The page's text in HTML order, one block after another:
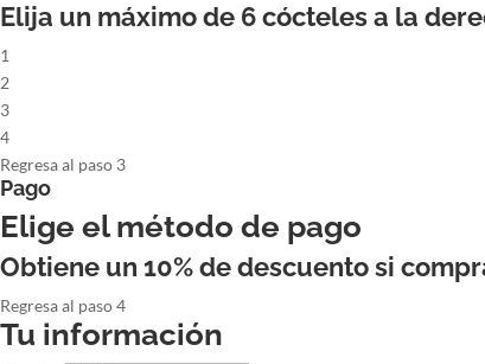
Elija un máximo de 6cócteles a la
1
2
3
4
Regresa al paso 3
Pago
Elige el método de pago
Obtiene un 10% de descuento si
Regresa al paso 4
Tu información